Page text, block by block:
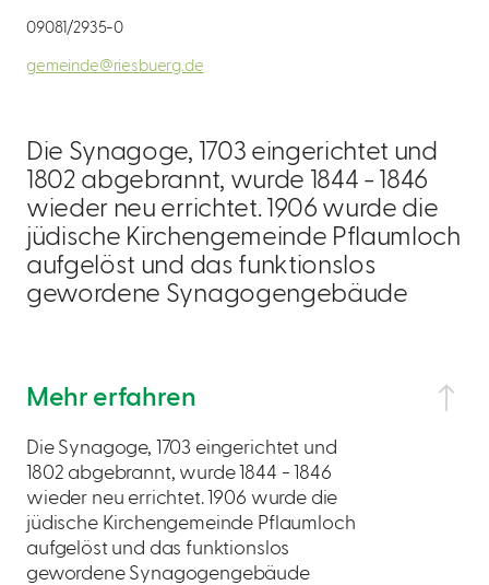
Die Synagoge, 1703 eingerichtet und
1802 abgebrannt, wurde 1844 - 1846
wieder neu errichtet. 1906 wurde die
jüdische Kirchengemeinde Pflaumloch
aufgelöst und das funktionslos
gewordene Synagogengebäude
Mehr erfahren
Die Synagoge, 1703 eingerichtet und
1802 abgebrannt, wurde 1844 - 1846
wieder neu errichtet. 1906 wurde die
jüdische Kirchengemeinde Pflaumloch
aufgelöst und das funktionslos
gewordene Synagogengebäude
09081/2935-0
gemeinde@riesbuerg.de